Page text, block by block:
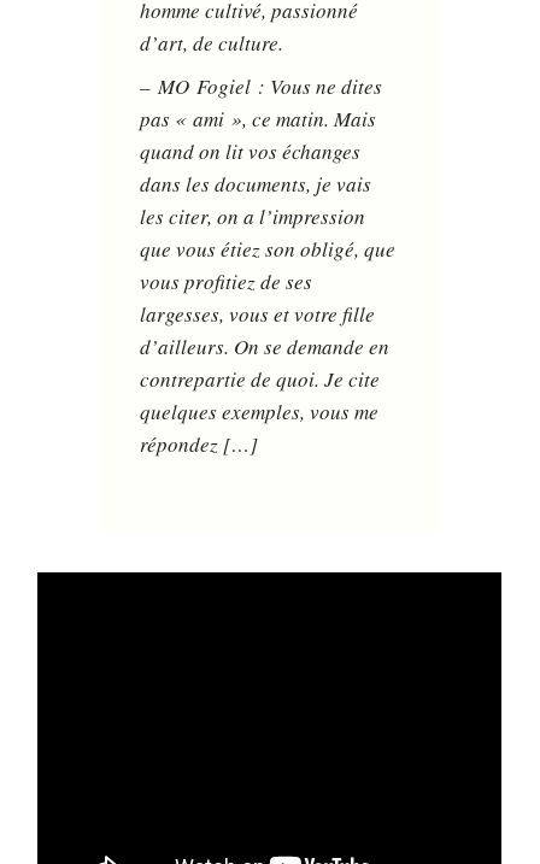
homme cultivé, passionné
d’art, de culture.
– MO Fogiel : Vous ne dites
pas « ami », ce matin. Mais
quand on lit vos échanges
dans les documents, je vais
les citer, on a l’impression
que vous étiez son obligé, que
vous profitiez de ses
largesses, vous et votre fille
d’ailleurs. On se demande en
contrepartie de quoi. Je cite
quelques exemples, vous me
répondez […]